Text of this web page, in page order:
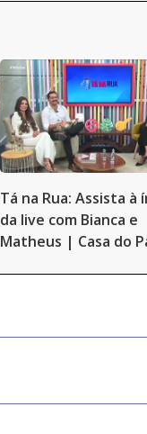
Tá na Rua: Assista à
da live com Bianca e
Matheus | Casa do